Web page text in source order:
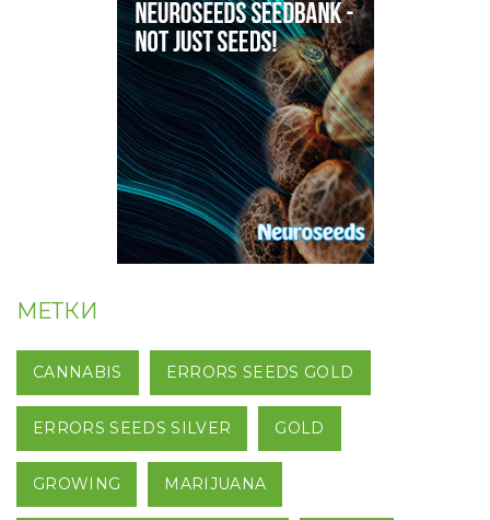
МЕТКИ
CANNABIS ERRORS SEEDS GOLD
ERRORS SEEDS SILVER GOLD
GROWING MARIJUANA